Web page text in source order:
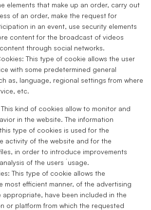
elements that make up an order, carry out
of an order, make the request for
in an event, use security elements
content for the broadcast of videos
through social networks.
This type of cookie allows the user
with some predetermined general
as, language, regional settings from where
etc.
This kind of cookies allow to monitor and
in the website. The information
type of cookies is used for the
activity of the website and for the
in order to introduce improvements
of the users ́ usage.
This type of cookie allows the
most efficient manner, of the advertising
appropriate, have been included in the
or platform from which the requested